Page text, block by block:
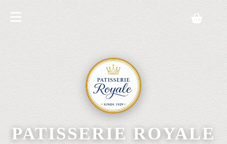
PATISSERIE ROYALE